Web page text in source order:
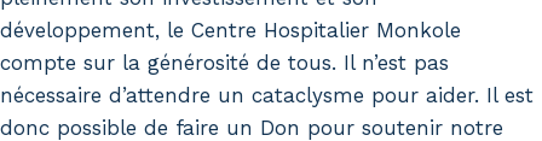
développement, le Centre Hospitalier Monkole
compte sur la générosité de tous. Il n’est pas
nécessaire d’attendre un cataclysme pour aider. Il est
donc possible de faire un Don pour soutenir notre